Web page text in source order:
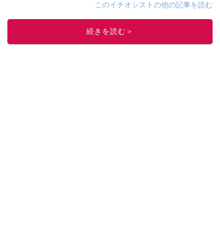
このイチオシストの他の記事を読む
続きを読む＞